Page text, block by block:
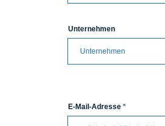
Unternehmen
E-Mail-Adresse